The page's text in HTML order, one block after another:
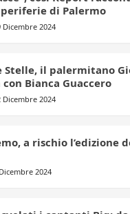
di Palermo
Dicembre 2024
Stelle, il palermitano
Bianca Guaccero
Dicembre 2024
a rischio l’edizione
2024